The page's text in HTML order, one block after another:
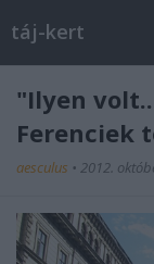
táj-kert
"Ilyen
Ferenciek
aesculus • 2012.